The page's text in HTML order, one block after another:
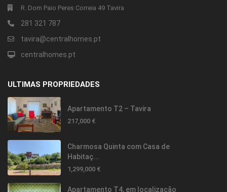
R. Dom Paio Peres Correia 49 Tavira
281 321 787
tavira@centralhomes.pt
centralhomes.pt
ULTIMAS PROPRIEDADES
Apartamento T2 – Tavira
217,000 €
Charmosa Quinta com Casa de
Habitaç...
1,299,000 €
Apartamento T4, em localização